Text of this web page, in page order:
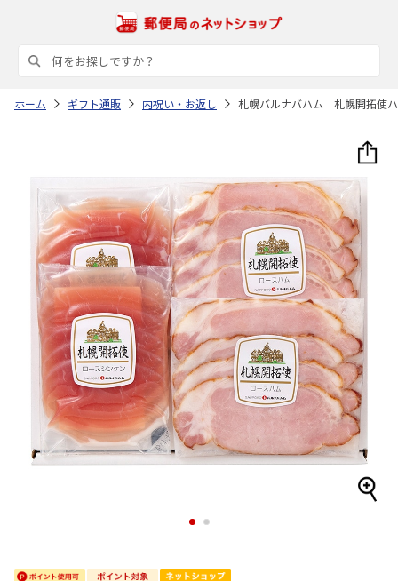
ホーム ギフト通販 内祝い・お返し 札幌バルナバハム 札幌開拓使
1 2